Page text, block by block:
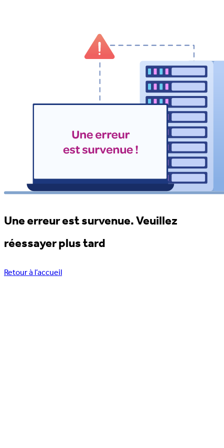
Une erreur est survenue. Veuillez
réessayer plus tard
Retour à l’accueil